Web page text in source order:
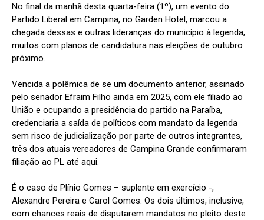
No final da manhã desta quarta-feira (1º), um evento do
Partido Liberal em Campina, no Garden Hotel, marcou a
chegada dessas e outras lideranças do município à legenda,
muitos com planos de candidatura nas eleições de outubro
próximo.
Vencida a polêmica de se um documento anterior, assinado
pelo senador Efraim Filho ainda em 2025, com ele filiado ao
União e ocupando a presidência do partido na Paraíba,
credenciaria a saída de políticos com mandato da legenda
sem risco de judicialização por parte de outros integrantes,
três dos atuais vereadores de Campina Grande confirmaram
filiação ao PL até aqui.
É o caso de Plínio Gomes – suplente em exercício -,
Alexandre Pereira e Carol Gomes. Os dois últimos, inclusive,
com chances reais de disputarem mandatos no pleito deste